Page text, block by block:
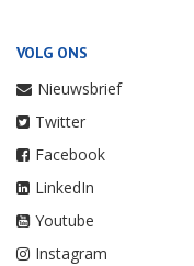
VOLG ONS
Nieuwsbrief
Twitter
Facebook
LinkedIn
Youtube
Instagram